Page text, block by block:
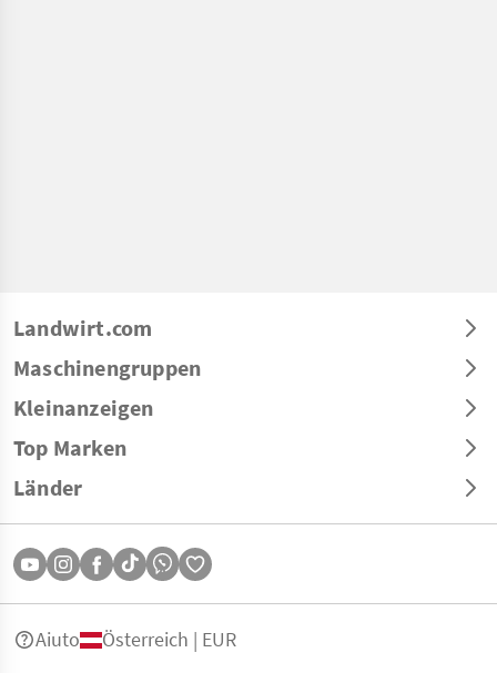
Landwirt.com
Maschinengruppen
Kleinanzeigen
Top Marken
Länder
Aiuto Österreich | EUR